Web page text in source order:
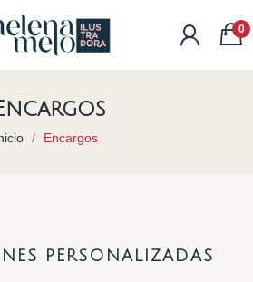
0
Encargos
PERSONALIZADAS